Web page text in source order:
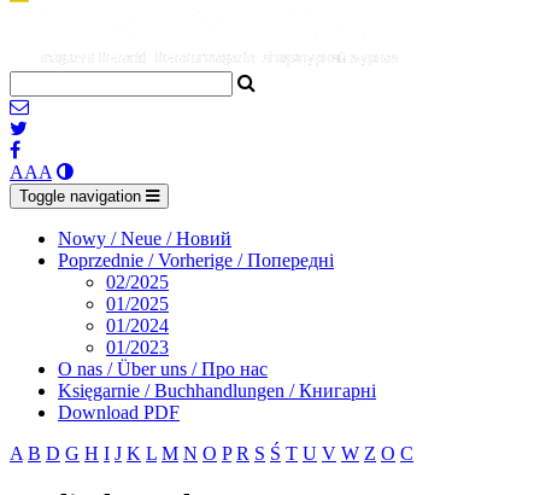
AAA
Toggle navigation
Nowy / Neue / Новий
Poprzednie / Vorherige / Попередні
02/2025
01/2025
01/2024
01/2023
O nas / Über uns / Про нас
Księgarnie / Buchhandlungen / Книгарні
Download PDF
A B D G H I J K L M N O P R S Ś T U V W Z О С